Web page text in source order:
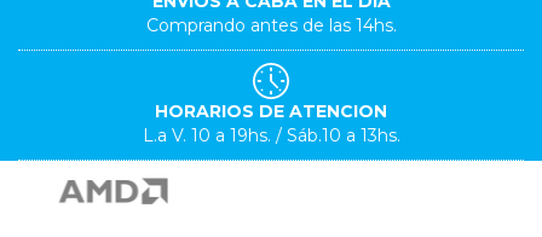
Comprando antes de las 14hs.
HORARIOS DE ATENCION
L.a V. 10 a 19hs. / Sáb.10 a 13hs.